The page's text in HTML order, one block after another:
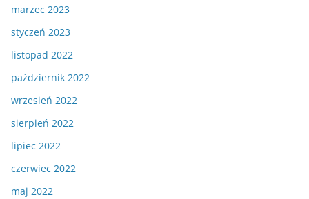
marzec 2023
styczeń 2023
listopad 2022
październik 2022
wrzesień 2022
sierpień 2022
lipiec 2022
czerwiec 2022
maj 2022